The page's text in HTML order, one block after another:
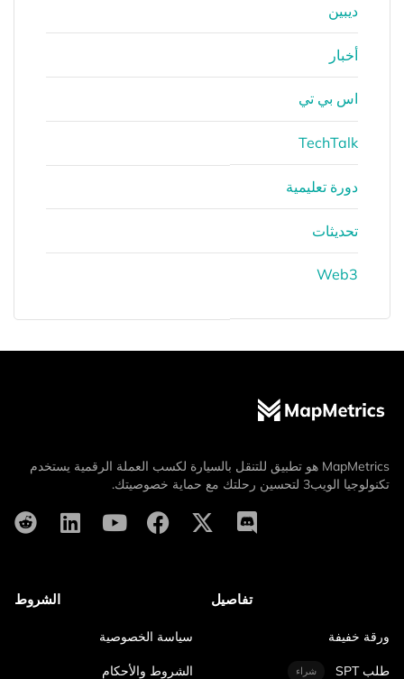
ديبين
أخبار
اس بي تي
TechTalk
دورة تعليمية
تحديثات
Web3
MapMetrics هو تطبيق للتنقل بالسيارة لكسب العملة الرقمية يستخدم
تكنولوجيا الويب3 لتحسين رحلتك مع حماية خصوصيتك.
تفاصيل
ورقة خفيفة
طلب SPT شراء
الشروط
سياسة الخصوصية
الشروط والأحكام